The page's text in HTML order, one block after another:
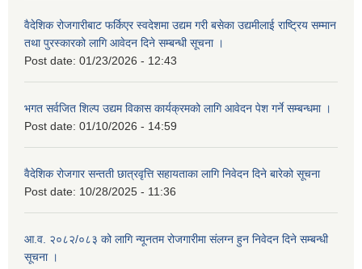
वैदेशिक रोजगारीबाट फर्किएर स्वदेशमा उद्यम गरी बसेका उद्यमीलाई राष्ट्रिय सम्मान
तथा पुरस्कारको लागि आवेदन दिने सम्बन्धी सूचना ।
Post date: 01/23/2026 - 12:43
भगत सर्वजित शिल्प उद्यम विकास कार्यक्रमको लागि आवेदन पेश गर्ने सम्बन्धमा ।
Post date: 01/10/2026 - 14:59
वैदेशिक रोजगार सन्तती छात्रवृत्ति सहायताका लागि निवेदन दिने बारेको सूचना
Post date: 10/28/2025 - 11:36
आ.व. २०८२/०८३ को लागि न्यूनतम रोजगारीमा संलग्न हुन निवेदन दिने सम्बन्धी
सूचना ।